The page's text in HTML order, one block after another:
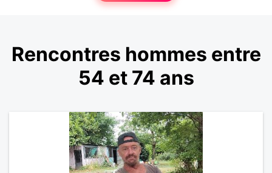
Rencontres hommes entre
54 et 74 ans